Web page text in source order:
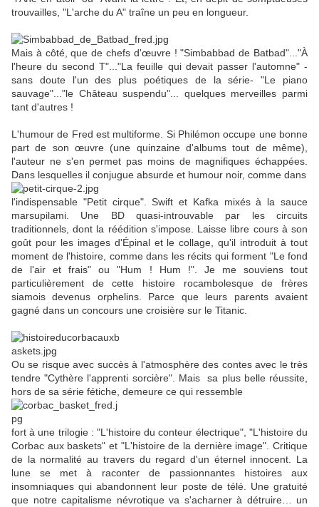
trouvailles, "L'arche du A" traîne un peu en longueur.
Mais à côté, que de chefs d'œuvre ! "Simbabbad de Batbad"..."À
l'heure du second T"..."La feuille qui devait passer l'automne" -
sans doute l'un des plus poétiques de la série- "Le piano
sauvage"..."le Château suspendu"... quelques merveilles parmi
tant d'autres !
L'humour de Fred est multiforme. Si Philémon occupe une bonne
part de son œuvre (une quinzaine d'albums tout de même),
l'auteur ne s'en permet pas moins de magnifiques échappées.
Dans lesquelles il conjugue absurde et humour noir, comme dans
l'indispensable "Petit cirque". Swift et Kafka mixés à la sauce
marsupilami. Une BD quasi-introuvable par les circuits
traditionnels, dont la réédition s'impose. Laisse libre cours à son
goût pour les images d'Épinal et le collage, qu'il introduit à tout
moment de l'histoire, comme dans les récits qui forment "Le fond
de l'air et frais" ou "Hum ! Hum !". Je me souviens tout
particulièrement de cette histoire rocambolesque de frères
siamois devenus orphelins. Parce que leurs parents avaient
gagné dans un concours une croisière sur le Titanic.
Ou se risque avec succès à l'atmosphère des contes avec le très
tendre "Cythère l'apprenti sorcière". Mais sa plus belle réussite,
hors de sa série fétiche, demeure ce qui ressemble
fort à une trilogie : "L'histoire du conteur électrique", "L'histoire du
Corbac aux baskets" et "L'histoire de la dernière image". Critique
de la normalité au travers du regard d'un éternel innocent. La
lune se met à raconter de passionnantes histoires aux
insomniaques qui abandonnent leur poste de télé. Une gratuité
que notre capitalisme névrotique va s'acharner à détruire… un